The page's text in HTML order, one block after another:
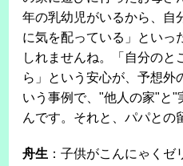
年の乳幼児がいるから、自
に気を配っている」といっ
しれませんね。「自分のと
ら」という安心が、予想外
いう事例で、"他人の家"と"
んです。それと、パパとの
舟生 ：子供がこんにゃく